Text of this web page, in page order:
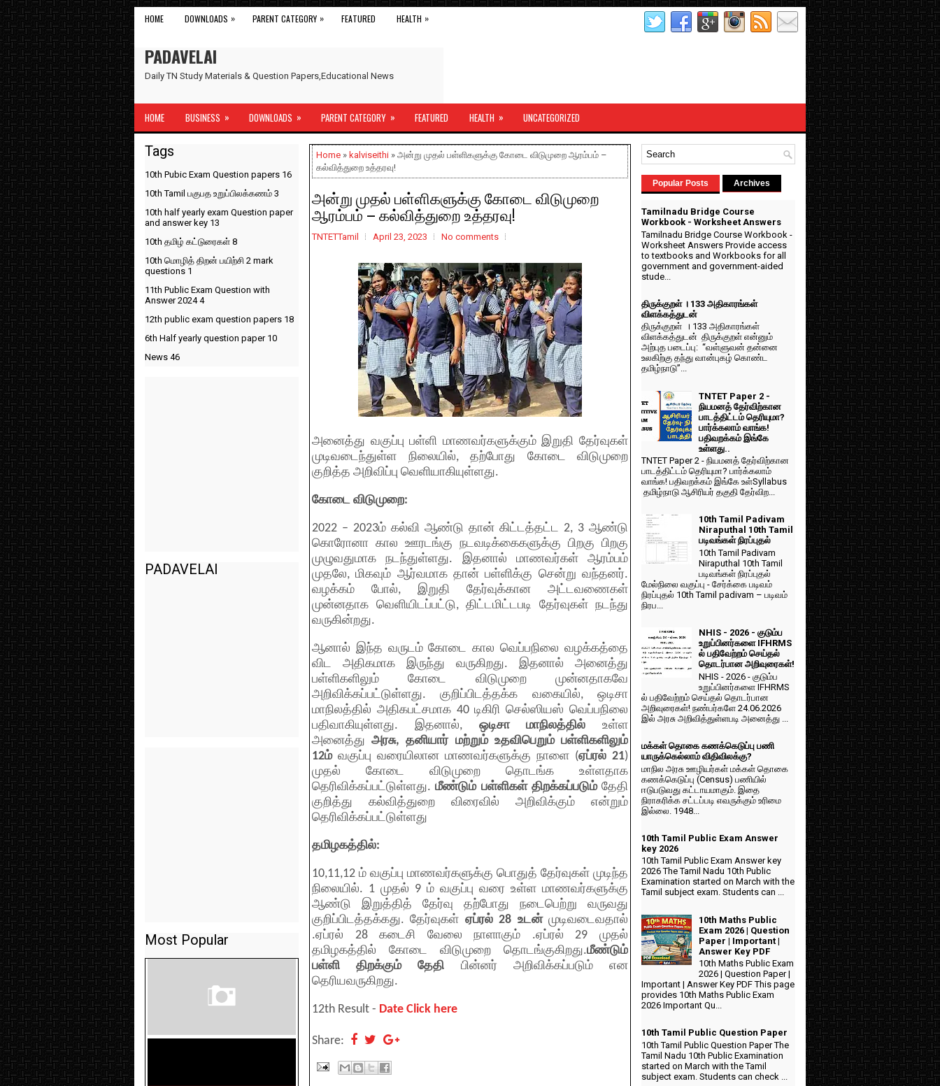
HOME DOWNLOADS » PARENT CATEGORY » FEATURED HEALTH »
PADAVELAI
Daily TN Study Materials & Question Papers,Educational News
HOME BUSINESS » DOWNLOADS » PARENT CATEGORY » FEATURED HEALTH » UNCATEGORIZED
Home » kalviseithi » அன்று முதல் பள்ளிகளுக்கு கோடை விடுமுறை ஆரம்பம் –
கல்வித்துறை உத்தரவு!
அன்று முதல் பள்ளிகளுக்கு கோடை விடுமுறை
ஆரம்பம் – கல்வித்துறை உத்தரவு!
TNTETTamil April 23, 2023 No comments
அனைத்து வகுப்பு பள்ளி மாணவர்களுக்கும் இறுதி தேர்வுகள்
முடிவடைந்துள்ள நிலையில், தற்போது கோடை விடுமுறை
குறித்த அறிவிப்பு வெளியாகியுள்ளது.
கோடை விடுமுறை:
2022 – 2023ம் கல்வி ஆண்டு தான் கிட்டத்தட்ட 2, 3 ஆண்டு
கொரோனா கால ஊரடங்கு நடவடிக்கைகளுக்கு பிறகு பிறகு
முழுவதுமாக நடந்துள்ளது. இதனால் மாணவர்கள் ஆரம்பம்
முதலே, மிகவும் ஆர்வமாக தான் பள்ளிக்கு சென்று வந்தனர்.
வழக்கம் போல், இறுதி தேர்வுக்கான அட்டவணைகள்
முன்னதாக வெளியிடப்பட்டு, திட்டமிட்டபடி தேர்வுகள் நடந்து
வருகின்றது.
ஆனால் இந்த வருடம் கோடை கால வெப்பநிலை வழக்கத்தை
விட அதிகமாக இருந்து வருகிறது. இதனால் அனைத்து
பள்ளிகளிலும் கோடை விடுமுறை முன்னதாகவே
அறிவிக்கப்பட்டுள்ளது. குறிப்பிடத்தக்க வகையில், ஒடிசா
மாநிலத்தில் அதிகபட்சமாக 40 டிகிரி செல்ஸியஸ் வெப்பநிலை
பதிவாகியுள்ளது. இதனால், ஒடிசா மாநிலத்தில் உள்ள
அனைத்துஅரசு, தனியார் மற்றும் உதவிபெறும் பள்ளிகளிலும்
12ம்வகுப்பு வரையிலான மாணவர்களுக்கு நாளை (ஏப்ரல் 21)
முதல் கோடை விடுமுறை தொடங்க உள்ளதாக
தெரிவிக்கப்பட்டுள்ளது.மீண்டும் பள்ளிகள் திறக்கப்படும்தேதி
குறித்து கல்வித்துறை விரைவில் அறிவிக்கும் என்றும்
தெரிவிக்கப்பட்டுள்ளது
தமிழகத்தில்:
10,11,12 ம் வகுப்பு மாணவர்களுக்கு பொதுத் தேர்வுகள் முடிந்த
நிலையில். 1 முதல் 9 ம் வகுப்பு வரை உள்ள மாணவர்களுக்கு
ஆண்டு இறுத்தித் தேர்வு தற்போது நடைபெற்று வருவது
குறிப்பிடத்தக்கது. தேர்வுகள் ஏப்ரல் 28 உடன்முடிவடைவதால்
.ஏப்ரல் 28 கடைசி வேலை நாளாகும் .ஏப்ரல் 29 முதல்
தமிழகத்தில் கோடை விடுமுறை தொடங்குகிறது.மீண்டும்
பள்ளி திறக்கும் தேதி பின்னர் அறிவிக்கப்படும் என
தெரியவருகிறது.
12th Result - Date Click here
Share:
Tags
10th Pubic Exam Question papers 16
10th Tamil பகுபத உறுப்பிலக்கணம் 3
10th half yearly exam Question paper
and answer key 13
10th தமிழ் கட்டுரைகள் 8
10th மொழித் திறன் பயிற்சி 2 mark
questions 1
11th Public Exam Question with
Answer 20244
12th public exam question papers 18
6th Half yearly question paper 10
News 46
PADAVELAI
Most Popular
Popular Posts Archives
Tamilnadu Bridge Course
Workbook - Worksheet Answers
Tamilnadu Bridge Course Workbook -
Worksheet Answers Provide access
to textbooks and Workbooks for all
government and government-aided
stude...
திருக்குறள் । 133 அதிகாரங்கள்
விளக்கத்துடன்
திருக்குறள் । 133 அதிகாரங்கள்
விளக்கத்துடன் திருக்குறள் என்னும்
அற்புத படைப்பு: “வள்ளுவன் தன்னை
உலகிற்கு தந்து வான்புகழ் கொண்ட
தமிழ்நாடு”...
TNTET Paper 2 -
நியமனத் தேர்விற்கான
பாடத்திட்டம் தெரியுமா?
பார்க்கலாம் வாங்க!
பதிவறக்கம் இங்கே
உள்ளது..
TNTET Paper 2 - நியமனத் தேர்விற்கான
பாடத்திட்டம் தெரியுமா? பார்க்கலாம்
வாங்க! பதிவறக்கம் இங்கே உள்Syllabus
தமிழ்நாடு ஆசிரியர் தகுதி தேர்விற...
10th Tamil Padivam
Niraputhal 10th Tamil
படிவங்கள் நிரப்புதல்
10th Tamil Padivam
Niraputhal 10th Tamil
படிவங்கள் நிரப்புதல்
மேல்நிலை வகுப்பு - சேர்க்கை படிவம்
நிரப்புதல் 10th Tamil padivam – படிவம்
நிரப...
NHIS - 2026 - குடும்ப
உறுப்பினர்களை IFHRMS
ல் பதிவேற்றம் செய்தல்
தொடர்பான அறிவுரைகள்!
NHIS - 2026 - குடும்ப
உறுப்பினர்களை IFHRMS
ல் பதிவேற்றம் செய்தல் தொடர்பான
அறிவுரைகள்! நண்பர்களே 24.06.2026
இல் அரசு அறிவித்துள்ளபடி அனைத்து ...
மக்கள் தொகை கணக்கெடுப்பு பணி
யாருக்கெல்லாம் விதிவிலக்கு?
மாநில அரசு ஊழியர்கள் மக்கள் தொகை
கணக்கெடுப்பு (Census) பணியில்
ஈடுபடுவது கட்டாயமாகும். இதை
நிராகரிக்க சட்டப்படி எவருக்கும் உரிமை
இல்லை. 1948...
10th Tamil Public Exam Answer
key 2026
10th Tamil Public Exam Answer key
2026 The Tamil Nadu 10th Public
Examination started on March with the
Tamil subject exam. Students can ...
10th Maths Public
Exam 2026 | Question
Paper | Important |
Answer Key PDF
10th Maths Public Exam
2026 | Question Paper |
Important | Answer Key PDF This page
provides 10th Maths Public Exam
2026 Important Qu...
10th Tamil Public Question Paper
10th Tamil Public Question Paper The
Tamil Nadu 10th Public Examination
started on March with the Tamil
subject exam. Students can check ...